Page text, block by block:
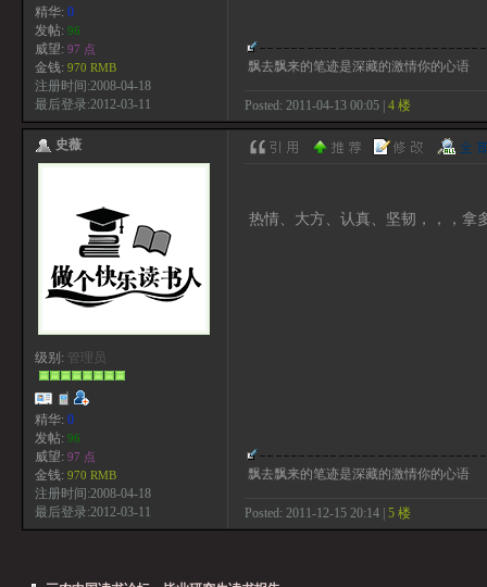
精华: 0
发帖: 96
威望: 97 点
金钱: 970 RMB
注册时间:2008-04-18
最后登录:2012-03-11
飘去飘来的笔迹是深藏的激情你的心语
Posted: 2011-04-13 00:05 | 4 楼
史薇
级别: 管理员
精华: 0
发帖: 96
威望: 97 点
金钱: 970 RMB
注册时间:2008-04-18
最后登录:2012-03-11
热情、大方、认真、坚韧，，，拿
飘去飘来的笔迹是深藏的激情你的心语
Posted: 2011-12-15 20:14 | 5 楼